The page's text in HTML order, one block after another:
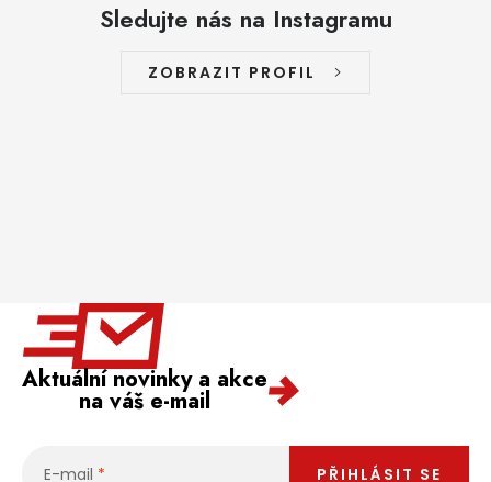
Sledujte nás na Instagramu
ZOBRAZIT PROFIL
Aktuální novinky a akce
na váš e-mail
E-mail PŘIHLÁSIT SE